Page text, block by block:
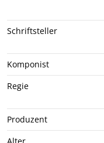
Schriftsteller
Komponist
Regie
Produzent